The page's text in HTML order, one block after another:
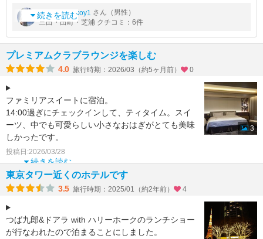
芝公園駅から通常なら8分ほどで着けますが、この日は工事のた
めの迂回路を通らなければならず約10分かかりました。
いつも通り東京タ
続きを読む
byyamaotokoy1 さん（男性）
三田・田町・芝浦 クチコミ：6件
プレミアムクラブラウンジを楽しむ
4.0 旅行時期：2026/03（約5ヶ月前） 0
ファミリアスイートに宿泊。
14:00過ぎにチェックインして、ティタイム。スイ
ーツ、中でも可愛らしい小さなおはぎがとても美味
しかったです。
翌日の朝食も同じラウンジで。
数量限定の和食をはじめ様
続きを読む
投稿日:2026/03/28
3
東京タワー近くのホテルです
3.5 旅行時期：2025/01（約2年前） 4
つば九郎&ドアラ with ハリーホークのランチショー
が行なわれたので泊まることにしました。